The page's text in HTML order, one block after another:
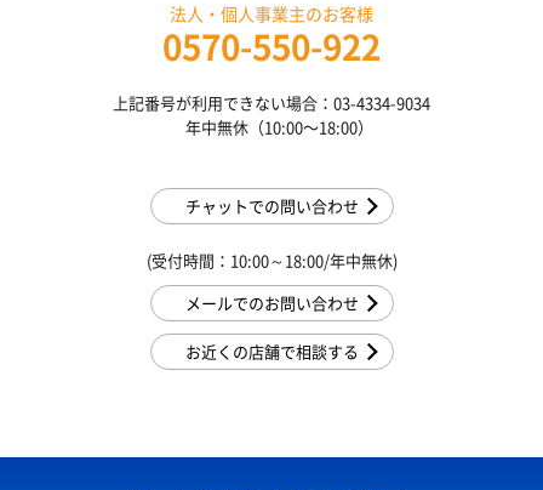
法人・個人事業主のお客様
0570-550-922
上記番号が利用できない場合：03-4334-9034
年中無休（10:00〜18:00）
チャットでの問い合わせ
(受付時間：10:00～18:00/年中無休)
メールでのお問い合わせ
お近くの店舗で相談する